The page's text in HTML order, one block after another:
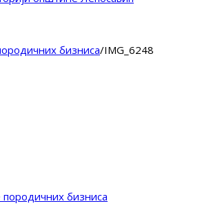
бизниса/IMG_6248
бизниса